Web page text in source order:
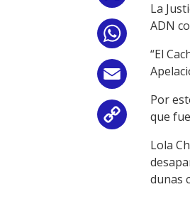
Email
Copy
Link
La
ADN
“El
Por
que
Lola
dunas